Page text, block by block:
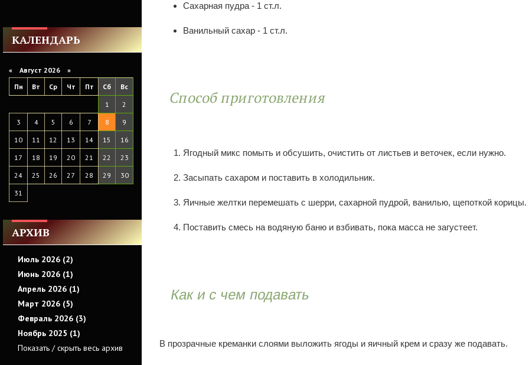
КАЛЕНДАРЬ
« Август 2026 »
Пн
Вт Ср Чт Пт Сб
Вс
1
2
3
4 5 6 7 8
9
10
11 12 13 14 15
16
17
18 19 20 21 22
23
24
25 26 27 28 29
30
31
АРХИВ
Июль 2026 (2)
Июнь 2026 (1)
Апрель 2026 (1)
Март 2026 (5)
Февраль 2026 (3)
Ноябрь 2025 (1)
Показать / скрыть весь архив
Сахарная пудра - 1 ст.л.
Ванильный сахар - 1 ст.л.
Способ приготовления
Ягодный микс помыть и обсушить, очистить от листьев и веточек, если нужно.
Засыпать сахаром и поставить в холодильник.
Яичные желтки перемешать с шерри, сахарной пудрой, ванилью, щепоткой корицы.
Поставить смесь на водяную баню и взбивать, пока масса не загустеет.
Как и с чем подавать
В прозрачные креманки слоями выложить ягоды и яичный крем и сразу же подавать.